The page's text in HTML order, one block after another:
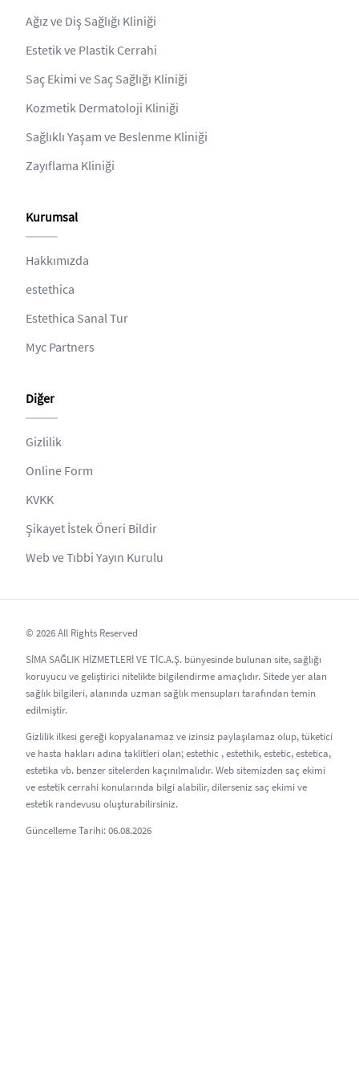
Ağız ve Diş Sağlığı Kliniği
Estetik ve Plastik Cerrahi
Saç Ekimi ve Saç Sağlığı Kliniği
Kozmetik Dermatoloji Kliniği
Sağlıklı Yaşam ve Beslenme Kliniği
Zayıflama Kliniği
Kurumsal
Hakkımızda
estethica
Estethica Sanal Tur
Myc Partners
Diğer
Gizlilik
Online Form
KVKK
Şikayet İstek Öneri Bildir
Web ve Tıbbi Yayın Kurulu
© 2026 All Rights Reserved
SİMA SAĞLIK HİZMETLERİ VE TİC.A.Ş. bünyesinde bulunan site, sağlığı
koruyucu ve geliştirici nitelikte bilgilendirme amaçlıdır. Sitede yer alan
sağlık bilgileri, alanında uzman sağlık mensupları tarafından temin
edilmiştir.
Gizlilik ilkesi gereği kopyalanamaz ve izinsiz paylaşılamaz olup, tüketici
ve hasta hakları adına taklitleri olan; estethic , estethik, estetic, estetica,
estetika vb. benzer sitelerden kaçınılmalıdır. Web sitemizden saç ekimi
ve estetik cerrahi konularında bilgi alabilir, dilerseniz saç ekimi ve
estetik randevusu oluşturabilirsiniz.
Güncelleme Tarihi: 06.08.2026